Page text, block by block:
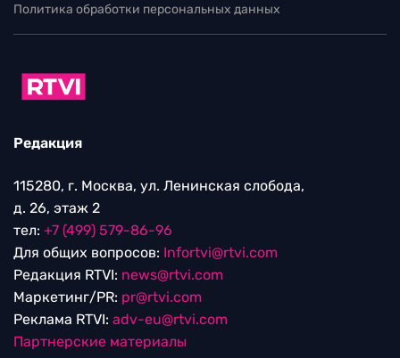
Политика обработки персональных данных
Редакция
115280, г. Москва, ул. Ленинская слобода,
д. 26, этаж 2
тел: +7 (499) 579-86-96
Для общих вопросов: Infortvi@rtvi.com
Редакция RTVI: news@rtvi.com
Маркетинг/PR: pr@rtvi.com
Реклама RTVI: adv-eu@rtvi.com
Партнерские материалы